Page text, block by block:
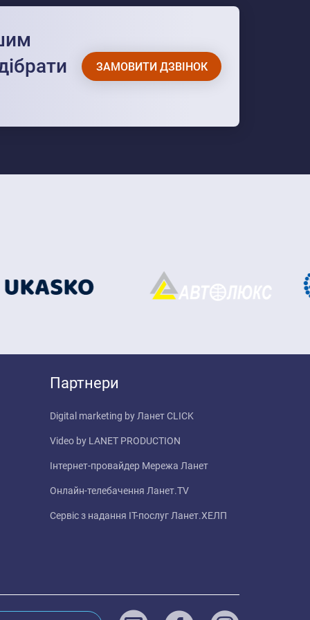
ЗАМОВИТИ ДЗВІНОК
Партнери
Digital marketing by Ланет CLICK
Video by LANET PRODUCTION
Інтернет-провайдер Мережа Ланет
Онлайн-телебачення Ланет.TV
Сервіс з надання IT-послуг Ланет.ХЕЛП